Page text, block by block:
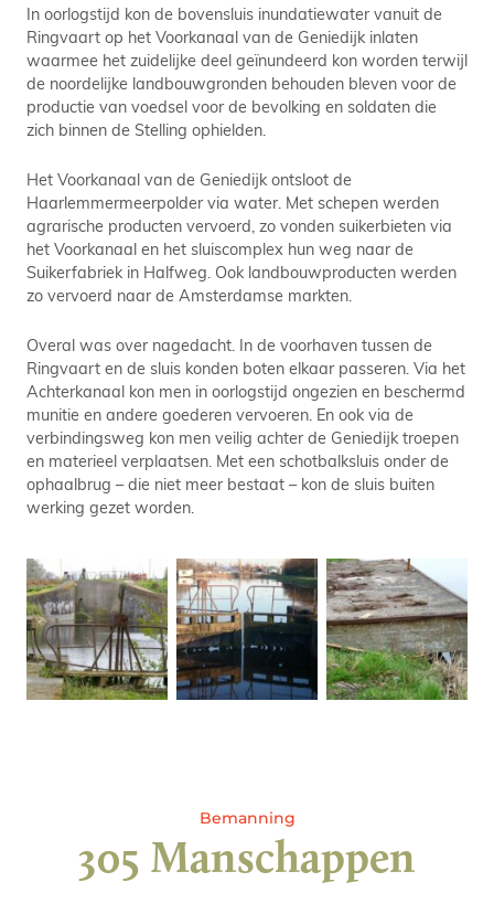
In oorlogstijd kon de bovensluis inundatiewater vanuit de
Ringvaart op het Voorkanaal van de Geniedijk inlaten
waarmee het zuidelijke deel geïnundeerd kon worden terwijl
de noordelijke landbouwgronden behouden bleven voor de
productie van voedsel voor de bevolking en soldaten die
zich binnen de Stelling ophielden.
Het Voorkanaal van de Geniedijk ontsloot de
Haarlemmermeerpolder via water. Met schepen werden
agrarische producten vervoerd, zo vonden suikerbieten via
het Voorkanaal en het sluiscomplex hun weg naar de
Suikerfabriek in Halfweg. Ook landbouwproducten werden
zo vervoerd naar de Amsterdamse markten.
Overal was over nagedacht. In de voorhaven tussen de
Ringvaart en de sluis konden boten elkaar passeren. Via het
Achterkanaal kon men in oorlogstijd ongezien en beschermd
munitie en andere goederen vervoeren. En ook via de
verbindingsweg kon men veilig achter de Geniedijk troepen
en materieel verplaatsen. Met een schotbalksluis onder de
ophaalbrug – die niet meer bestaat – kon de sluis buiten
werking gezet worden.
Bemanning
305 Manschappen